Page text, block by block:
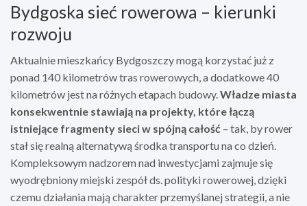
Bydgoska sieć rowerowa – kierunki
rozwoju
Aktualnie mieszkańcy Bydgoszczy mogą korzystać już z
ponad 140 kilometrów tras rowerowych, a dodatkowe 40
kilometrów jest na różnych etapach budowy. Władze miasta
konsekwentnie stawiają na projekty, które łączą
istniejące fragmenty sieci w spójną całość – tak, by rower
stał się realną alternatywą środka transportu na co dzień.
Kompleksowym nadzorem nad inwestycjami zajmuje się
wyodrębniony miejski zespół ds. polityki rowerowej, dzięki
czemu działania mają charakter przemyślanej strategii, a nie